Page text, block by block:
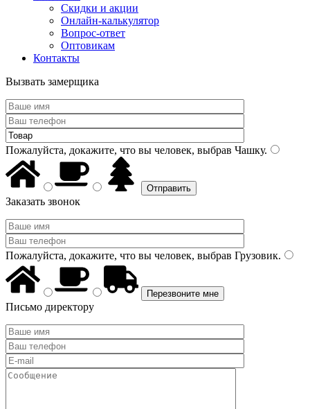
Скидки и акции
Онлайн-калькулятор
Вопрос-ответ
Оптовикам
Контакты
Вызвать замерщика
Пожалуйста, докажите, что вы человек, выбрав Чашку.
Заказать звонок
Пожалуйста, докажите, что вы человек, выбрав Грузовик.
Письмо директору